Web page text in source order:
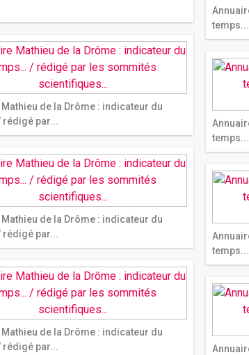
de la Drôme : indicateur du
rédigé par...
de la Drôme : indicateur du
rédigé par...
de la Drôme : indicateur du
rédigé par...